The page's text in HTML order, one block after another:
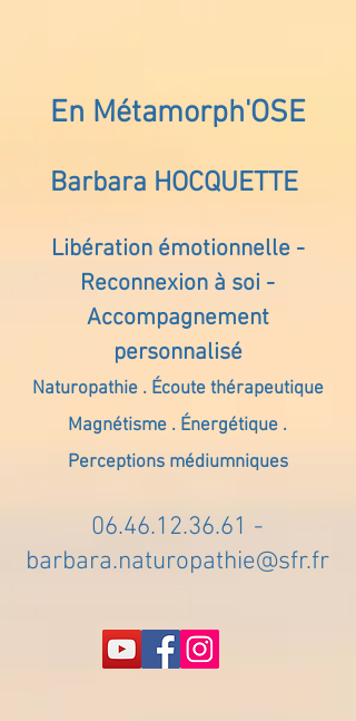
En Métamorph'OSE
Barbara HOCQUETTE
Libération émotionnelle -
Reconnexion à soi -
Accompagnement
personnalisé
Naturopathie . Écoute thérapeutique
Magnétisme . Énergétique .
Perceptions médiumniques
06.46.12.36.61 -
barbara.naturopathie@sfr.fr